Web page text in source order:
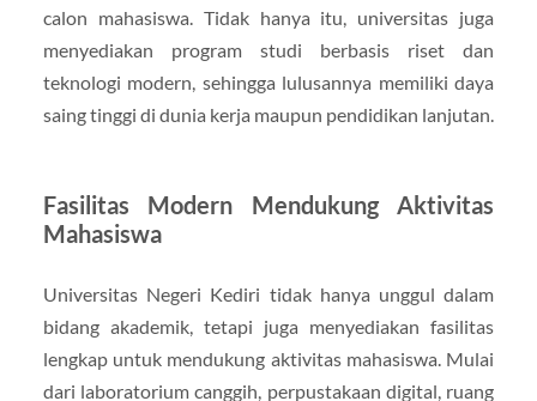
calon mahasiswa. Tidak hanya itu, universitas juga
menyediakan program studi berbasis riset dan
teknologi modern, sehingga lulusannya memiliki daya
saing tinggi di dunia kerja maupun pendidikan lanjutan.
Fasilitas Modern Mendukung Aktivitas
Mahasiswa
Universitas Negeri Kediri tidak hanya unggul dalam
bidang akademik, tetapi juga menyediakan fasilitas
lengkap untuk mendukung aktivitas mahasiswa. Mulai
dari laboratorium canggih, perpustakaan digital, ruang